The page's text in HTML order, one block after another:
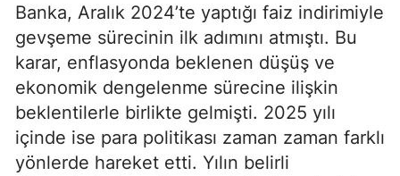
Banka, Aralık 2024’te yaptığı faiz indirimiyle
gevşeme sürecinin ilk adımını atmıştı. Bu
karar, enflasyonda beklenen düşüş ve
ekonomik dengelenme sürecine ilişkin
beklentilerle birlikte gelmişti. 2025 yılı
içinde ise para politikası zaman zaman farklı
yönlerde hareket etti. Yılın belirli